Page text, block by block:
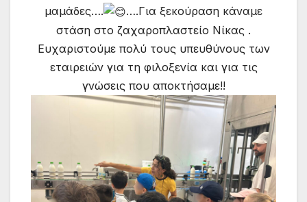
μαμάδες….
….Για ξεκούραση κάναμε
στάση στο ζαχαροπλαστείο Νίκας .
Ευχαριστούμε πολύ τους υπευθύνους των
εταιρειών για τη φιλοξενία και για τις
γνώσεις που αποκτήσαμε!!